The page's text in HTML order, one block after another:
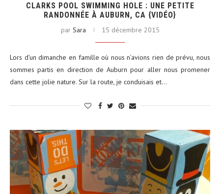
CLARKS POOL SWIMMING HOLE : UNE PETITE
RANDONNÉE À AUBURN, CA {VIDÉO}
par Sara 15 décembre 2015
Lors d’un dimanche en famille où nous n’avions rien de prévu, nous
sommes partis en direction de Auburn pour aller nous promener
dans cette jolie nature. Sur la route, je conduisais et…